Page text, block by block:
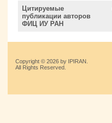
Цитируемые
публикации авторов
ФИЦ ИУ РАН
Copyright © 2026 by IPIRAN.
All Rights Reserved.